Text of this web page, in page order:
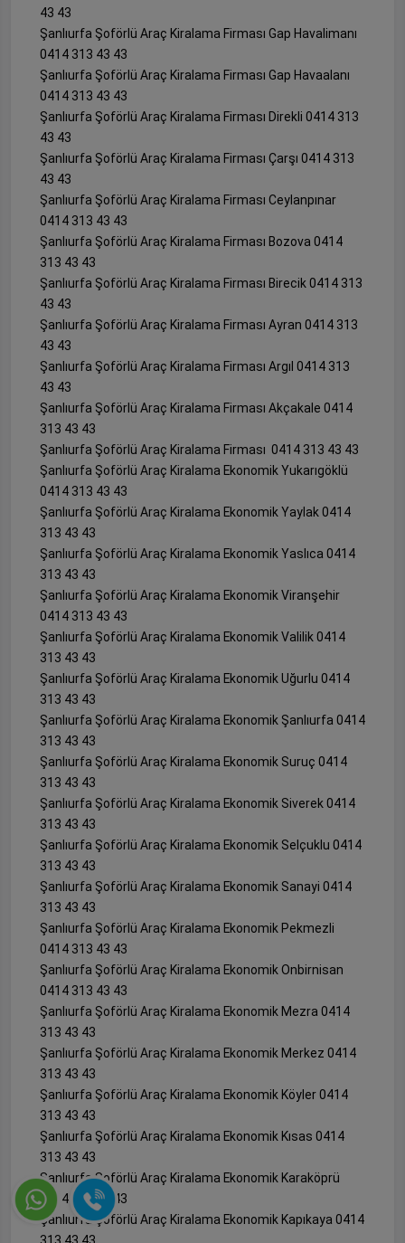
43 43
Şanlıurfa Şoförlü Araç Kiralama Firması Gap Havalimanı
0414 313 43 43
Şanlıurfa Şoförlü Araç Kiralama Firması Gap Havaalanı
0414 313 43 43
Şanlıurfa Şoförlü Araç Kiralama Firması Direkli 0414 313
43 43
Şanlıurfa Şoförlü Araç Kiralama Firması Çarşı 0414 313
43 43
Şanlıurfa Şoförlü Araç Kiralama Firması Ceylanpınar
0414 313 43 43
Şanlıurfa Şoförlü Araç Kiralama Firması Bozova 0414
313 43 43
Şanlıurfa Şoförlü Araç Kiralama Firması Birecik 0414 313
43 43
Şanlıurfa Şoförlü Araç Kiralama Firması Ayran 0414 313
43 43
Şanlıurfa Şoförlü Araç Kiralama Firması Argıl 0414 313
43 43
Şanlıurfa Şoförlü Araç Kiralama Firması Akçakale 0414
313 43 43
Şanlıurfa Şoförlü Araç Kiralama Firması 0414 313 43 43
Şanlıurfa Şoförlü Araç Kiralama Ekonomik Yukarıgöklü
0414 313 43 43
Şanlıurfa Şoförlü Araç Kiralama Ekonomik Yaylak 0414
313 43 43
Şanlıurfa Şoförlü Araç Kiralama Ekonomik Yaslıca 0414
313 43 43
Şanlıurfa Şoförlü Araç Kiralama Ekonomik Viranşehir
0414 313 43 43
Şanlıurfa Şoförlü Araç Kiralama Ekonomik Valilik 0414
313 43 43
Şanlıurfa Şoförlü Araç Kiralama Ekonomik Uğurlu 0414
313 43 43
Şanlıurfa Şoförlü Araç Kiralama Ekonomik Şanlıurfa 0414
313 43 43
Şanlıurfa Şoförlü Araç Kiralama Ekonomik Suruç 0414
313 43 43
Şanlıurfa Şoförlü Araç Kiralama Ekonomik Siverek 0414
313 43 43
Şanlıurfa Şoförlü Araç Kiralama Ekonomik Selçuklu 0414
313 43 43
Şanlıurfa Şoförlü Araç Kiralama Ekonomik Sanayi 0414
313 43 43
Şanlıurfa Şoförlü Araç Kiralama Ekonomik Pekmezli
0414 313 43 43
Şanlıurfa Şoförlü Araç Kiralama Ekonomik Onbirnisan
0414 313 43 43
Şanlıurfa Şoförlü Araç Kiralama Ekonomik Mezra 0414
313 43 43
Şanlıurfa Şoförlü Araç Kiralama Ekonomik Merkez 0414
313 43 43
Şanlıurfa Şoförlü Araç Kiralama Ekonomik Köyler 0414
313 43 43
Şanlıurfa Şoförlü Araç Kiralama Ekonomik Kısas 0414
313 43 43
Şanlıurfa Şoförlü Araç Kiralama Ekonomik Karaköprü
0414 313 43 43
Şanlıurfa Şoförlü Araç Kiralama Ekonomik Kapıkaya 0414